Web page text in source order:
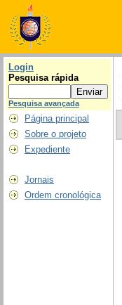
Login
Pesquisa rápida
Pesquisa avançada
Página principal
Sobre o projeto
Expediente
Jornais
Ordem cronológica